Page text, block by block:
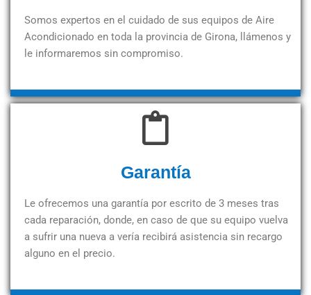
Somos expertos en el cuidado de sus equipos de Aire
Acondicionado en toda la provincia de Girona, llámenos y
le informaremos sin compromiso.
Garantía
Le ofrecemos una garantía por escrito de 3 meses tras
cada reparación, donde, en caso de que su equipo vuelva
a sufrir una nueva a vería recibirá asistencia sin recargo
alguno en el precio.